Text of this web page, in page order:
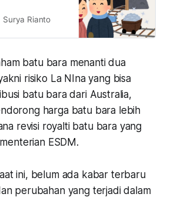
update
dibeli?
Surya Rianto
batu bara menanti dua
risiko La NIna yang bisa
batu bara dari Australia,
harga batu bara lebih
revisi royalti batu bara yang
ESDM.
ini, belum ada kabar terbaru
perubahan yang terjadi dalam